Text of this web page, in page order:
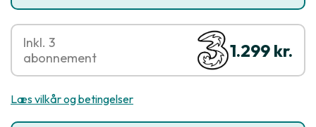
1.299 kr.
Inkl. 3
abonnement
Læs vilkår og betingelser